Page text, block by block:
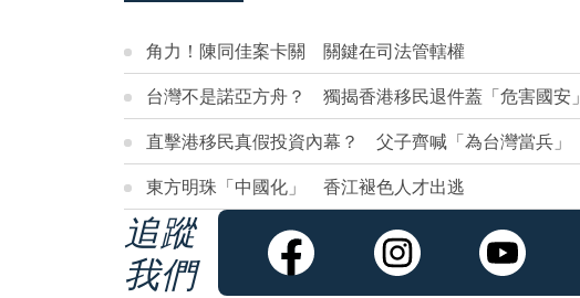
角力！陳同佳案卡關 關鍵在司法管轄權
台灣不是諾亞方舟？ 獨揭香港移民退件蓋「危害國安」
直擊港移民真假投資內幕？ 父子齊喊「為台灣當兵」
東方明珠「中國化」 香江褪色人才出逃
追蹤
我們